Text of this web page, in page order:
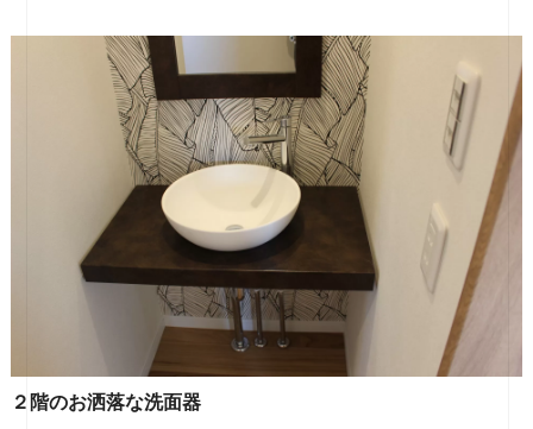
２階のお洒落な洗面器